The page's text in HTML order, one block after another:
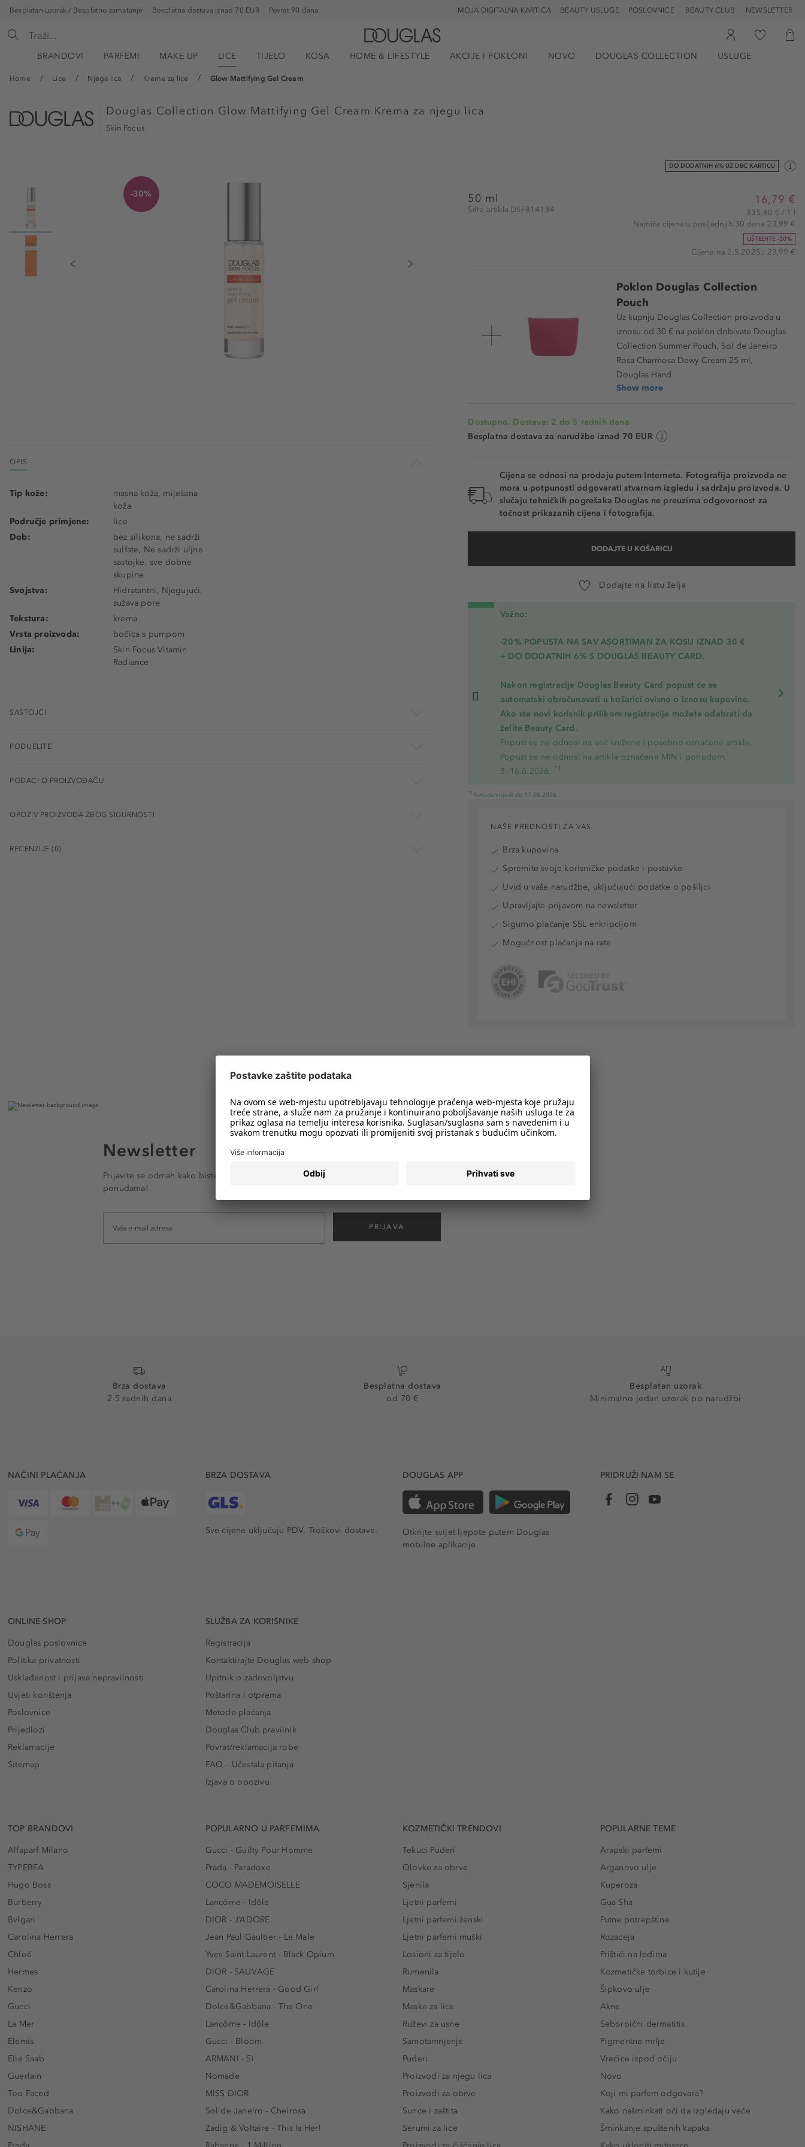
Besplatan uzorak / Besplatno zamatanje Besplatna dostava iznad 70 EUR Povrat 90 dana POSLOVNICE BEAUTY CLUB NEWSLETTER
BEAUTY USLUGE
MOJA DIGITALNA KARTICA
BRANDOVI PARFEMI MAKE UP LICE TIJELO KOSA HOME & LIFESTYLE AKCIJE I POKLONI NOVO DOUGLAS COLLECTION USLUGE
Home Lice Njega lica Kreme za lice Glow Mattifying Gel Cream
Douglas Collection Glow Mattifying Gel Cream Krema za njegu lica
Skin Focus
DO DODATNIH 6% UZ DBC KARTICU
-30% 50 ml
Šifra artikla DSF814184
16,79 €
335,80 € / 1 l
Najniža cijena u posljednjih 30 dana 23,99 €
UŠTEDITE -30%
Cijena na 2.5.2025.: 23,99 €
Poklon Douglas Collection
Pouch
Uz kupnju Douglas Collection proizvoda u
iznosu od 30 € na poklon dobivate Douglas
Collection Summer Pouch, Sol de Janeiro
Rosa Charmosa Dewy Cream 25 ml,
Douglas Hand
Show more
Dostupno. Dostava: 2 do 5 radnih dana
Besplatna dostava za narudžbe iznad 70 EUR
Cijena se odnosi na prodaju putem Interneta. Fotografija proizvoda ne
mora u potpunosti odgovarati stvarnom izgledu i sadržaju proizvoda. U
slučaju tehničkih pogrešaka Douglas ne preuzima odgovornost za
točnost prikazanih cijena i fotografija.
DODAJTE U KOŠARICU
Dodajte na listu želja
Važno:
-20% POPUSTA NA SAV ASORTIMAN ZA KOSU IZNAD 30 €
+ DO DODATNIH 6% S DOUGLAS BEAUTY CARD.
Nakon registracije Douglas Beauty Card popust će se
automatski obračunavati u košarici ovisno o iznosu kupovine.
Ako ste novi korisnik prilikom registracije možete odabrati da
želite Beauty Card.
Popust se ne odnosi na već snižene i posebno označene artikle.
Popust se ne odnosi na artikle označene MINT ponudom.
3.-16.8.2026.
*1
*1 Ponuda vrijedi do 17.08.2026
OPIS
Tip kože:
masna koža, miješana
koža
Područje primjene:
lice
Dob:
bez silikona, ne sadrži
sulfate, Ne sadrži uljne
sastojke, sve dobne
skupine
Svojstva:
Hidratantni, Njegujući,
sužava pore
Tekstura:
krema
Vrsta proizvoda:
bočica s pumpom
Linija:
Skin Focus Vitamin
Radiance
SASTOJCI
PODIJELITE
PODACI O PROIZVOĐAČU
OPOZIV PROIZVODA ZBOG SIGURNOSTI
RECENZIJE (0)
NAŠE PREDNOSTI ZA VAS
Brza kupovina
Spremite svoje korisničke podatke i postavke
Uvid u vaše narudžbe, uključujući podatke o pošiljci
Upravljajte prijavom na newsletter
Sigurno plaćanje SSL enkripcijom
Mogućnost plaćanja na rate
Newsletter
Prijavite se odmah kako biste e-mailom primali obavijesti o svim trendovima i
ponudama!
PRIJAVA
Brza dostava
2-5 radnih dana
Besplatna dostava
od 70 €
Besplatan uzorak
Minimalno jedan uzorak po narudžbi
NAČINI PLAĆANJA BRZA DOSTAVA
Sve cijene uključuju PDV. Troškovi dostave.
DOUGLAS APP
Otkrijte svijet ljepote putem Douglas
mobilne aplikacije.
PRIDRUŽI NAM SE
ONLINE-SHOP
Douglas poslovnice
Politika privatnosti
Usklađenost i prijava nepravilnosti
Uvjeti korištenja
Poslovnice
Prijedlozi
Reklamacije
Sitemap
SLUŽBA ZA KORISNIKE
Registracija
Kontaktirajte Douglas web shop
Upitnik o zadovoljstvu
Poštarina i otprema
Metode plaćanja
Douglas Club pravilnik
Povrat/reklamacija robe
FAQ – Učestala pitanja
Izjava o opozivu
TOP BRANDOVI
Alfaparf Milano
TYPEBEA
Hugo Boss
Burberry
Bvlgari
Carolina Herrera
Chloé
Hermes
Kenzo
Gucci
La Mer
Elemis
Elie Saab
Guerlain
Too Faced
Dolce&Gabbana
NISHANE
POPULARNO U PARFEMIMA
Gucci - Guilty Pour Homme
Prada - Paradoxe
COCO MADEMOISELLE
Lancôme - Idôle
DIOR - J’ADORE
Jean Paul Gaultier - Le Male
Yves Saint Laurent - Black Opium
DIOR - SAUVAGE
Carolina Herrera - Good Girl
Dolce&Gabbana - The One
Lancôme - Idôle
Gucci - Bloom
ARMANI - Sì
Nomade
MISS DIOR
Sol de Janeiro - Cheirosa
Zadig & Voltaire - This Is Her!
KOZMETIČKI TRENDOVI
Tekuci Puderi
Olovke za obrve
Sjenila
Ljetni parfemi
Ljetni parfemi ženski
Ljetni parfemi muški
Losioni za tijelo
Rumenila
Maskare
Maske za lice
Ruževi za usne
Samotamnjenje
Puderi
Proizvodi za njegu lica
Proizvodi za obrve
Sunce i zaštita
Serumi za lice
POPULARNE TEME
Arapski parfemi
Arganovo ulje
Kuperoza
Gua Sha
Putne potrepštine
Rozaceja
Prištići na leđima
Kozmetičke torbice i kutije
Šipkovo ulje
Akne
Seboroični dermatitis
Pigmentne mrlje
Vrećice ispod očiju
Novo
Koji mi parfem odgovara?
Kako našminkati oči da izgledaju veće
Šminkanje spuštenih kapaka